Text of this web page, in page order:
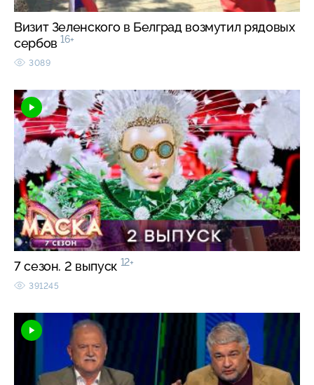
Визит Зеленского в Белград возмутил рядовых
сербов 16+
3089
7 сезон. 2 выпуск 12+
391245